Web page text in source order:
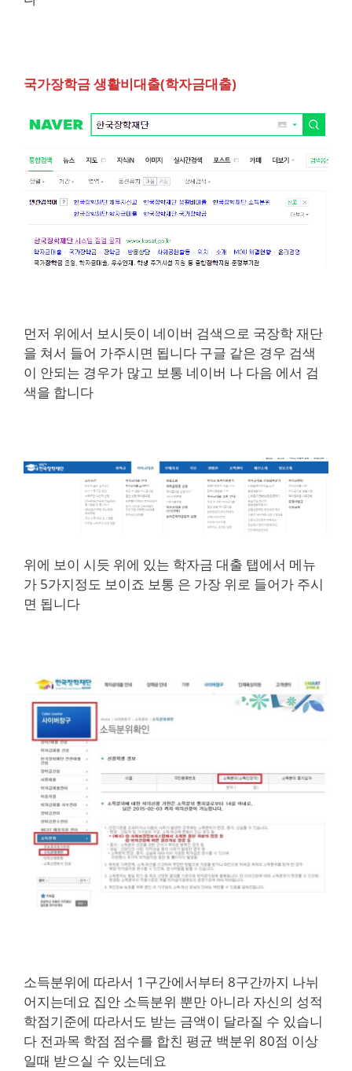
국가장학금 생활비대출(학자금대출)
먼저 위에서 보시듯이 네이버 검색으로 국장학 재단
을 쳐서 들어 가주시면 됩니다 구글 같은 경우 검색
이 안되는 경우가 많고 보통 네이버 나 다음 에서 검
색을 합니다
위에 보이 시듯 위에 있는 학자금 대출 탭에서 메뉴
가 5가지정도 보이죠 보통 은 가장 위로 들어가 주시
면 됩니다
소득분위에 따라서 1구간에서부터 8구간까지 나뉘
어지는데요 집안 소득분위 뿐만 아니라 자신의 성적
학점기준에 따라서도 받는 금액이 달라질 수 있습니
다 전과목 학점 점수를 합친 평균 백분위 80점 이상
일때 받으실 수 있는데요